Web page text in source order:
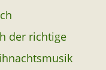
der richtige